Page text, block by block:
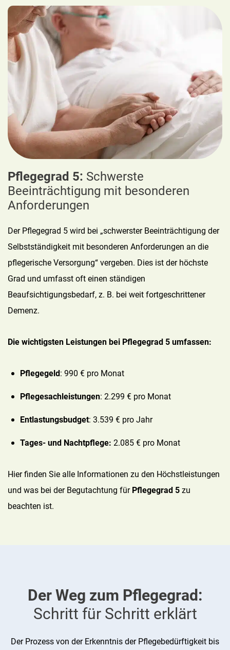
Pflegegrad 5: Schwerste
Beeinträchtigung mit besonderen
Anforderungen
Der Pflegegrad 5 wird bei „schwerster Beeinträchtigung der
Selbstständigkeit mit besonderen Anforderungen an die
pflegerische Versorgung“ vergeben. Dies ist der höchste
Grad und umfasst oft einen ständigen
Beaufsichtigungsbedarf, z. B. bei weit fortgeschrittener
Demenz.
Die wichtigsten Leistungen bei Pflegegrad 5 umfassen:
Pflegegeld : 990 € pro Monat
Pflegesachleistungen: 2.299 € pro Monat
Entlastungsbudget: 3.539 € pro Jahr
Tages- und Nachtpflege: 2.085 € pro Monat
Hier finden Sie alle Informationen zu den Höchstleistungen
und was bei der Begutachtung für Pflegegrad 5 zu
beachten ist.
Der Weg zum Pflegegrad:
Schritt für Schritt erklärt
Der Prozess von der Erkenntnis der Pflegebedürftigkeit bis